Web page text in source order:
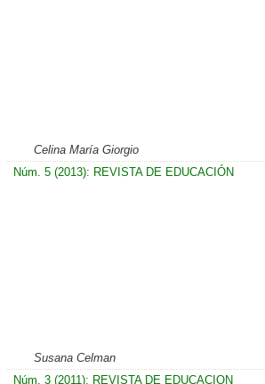
Celina María Giorgio
Núm. 5 (2013): REVISTA DE EDUCACIÓN
Susana Celman
Núm. 3 (2011): REVISTA DE EDUCACION